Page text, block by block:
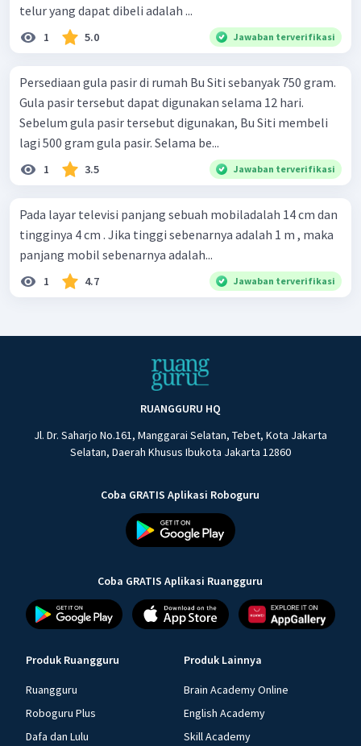
telur yang dapat dibeli adalah ...
1 5.0 Jawaban terverifikasi
Persediaan gula pasir di rumah Bu Siti sebanyak 750 gram.
Gula pasir tersebut dapat digunakan selama 12 hari.
Sebelum gula pasir tersebut digunakan, Bu Siti membeli
lagi 500 gram gula pasir. Selama be...
1 3.5 Jawaban terverifikasi
Pada layar televisi panjang sebuah mobiladalah 14 cm dan
tingginya 4 cm . Jika tinggi sebenarnya adalah 1 m , maka
panjang mobil sebenarnya adalah...
1 4.7 Jawaban terverifikasi
RUANGGURU HQ
Jl. Dr. Saharjo No.161, Manggarai Selatan, Tebet, Kota Jakarta
Selatan, Daerah Khusus Ibukota Jakarta 12860
Coba GRATIS Aplikasi Roboguru
Coba GRATIS Aplikasi Ruangguru
Produk Ruangguru
Ruangguru
Roboguru Plus
Dafa dan Lulu
Produk Lainnya
Brain Academy Online
English Academy
Skill Academy